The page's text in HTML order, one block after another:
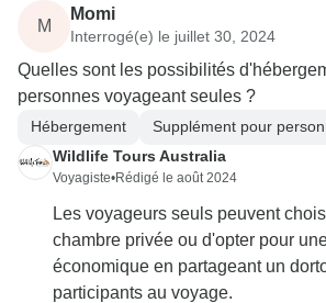
M
Momi
Interrogé(e) le juillet 30, 2024
Quelles sont les possibilités
personnes voyageant seules ?
Hébergement
Supplément pour
Wildlife Tours Australia
Voyagiste•Rédigé le août 2024
Les voyageurs seuls peuvent
chambre privée ou d'opter pour
économique en partageant un
participants au voyage.